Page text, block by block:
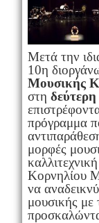
Μετά την
10η
Μουσικής
στη δεύτερη
πρόγραμμα
μορφές
Κορνηλίου
να
μουσικής με